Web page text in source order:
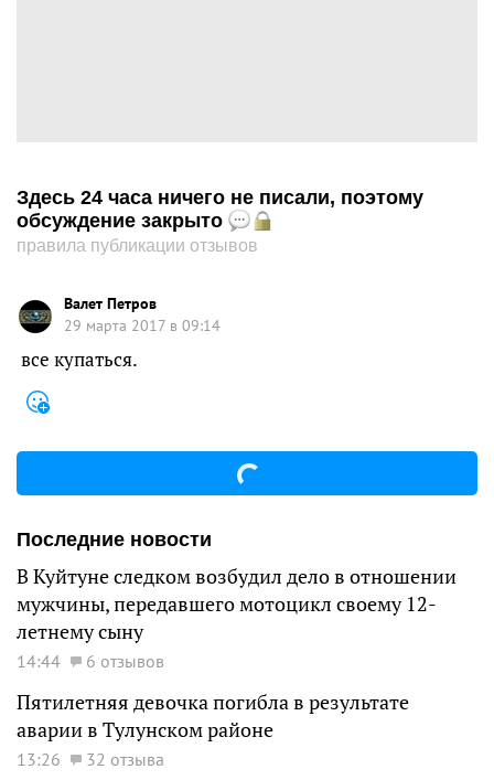
Здесь 24 часа ничего не писали, поэтому
обсуждение закрыто
правила публикации отзывов
Валет Петров
29 марта 2017 в 09:14
все купаться.
Последние новости
В Куйтуне следком возбудил дело в отношении
мужчины, передавшего мотоцикл своему 12-
летнему сыну
14:44 6 отзывов
Пятилетняя девочка погибла в результате
аварии в Тулунском районе
13:26 32 отзыва